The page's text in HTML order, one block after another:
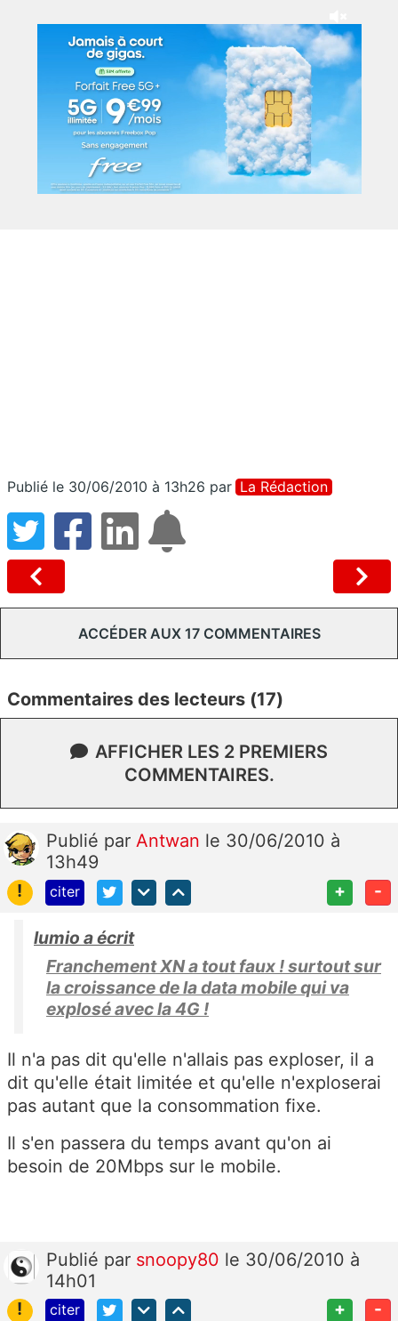
Publié le 30/06/2010 à 13h26 par La Rédaction
ACCÉDER AUX 17 COMMENTAIRES
Commentaires des lecteurs (17)
AFFICHER LES 2 PREMIERS
COMMENTAIRES.
Publié par Antwan le 30/06/2010 à
13h49
!
citer + -
lumio a écrit
Franchement XN a tout faux ! surtout sur
la croissance de la data mobile qui va
explosé avec la 4G !
Il n'a pas dit qu'elle n'allais pas exploser, il a
dit qu'elle était limitée et qu'elle n'exploserai
pas autant que la consommation fixe.
Il s'en passera du temps avant qu'on ai
besoin de 20Mbps sur le mobile.
Publié par snoopy80 le 30/06/2010 à
14h01
!
citer + -